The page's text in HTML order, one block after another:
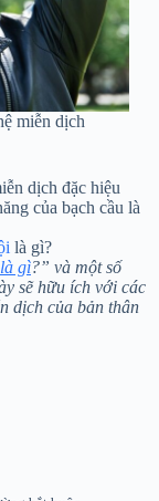
miễn dịch
dịch đặc hiệu
của bạch cầu là
là gì?
gì?” và một số
sẽ hữu ích với các
dịch của bản thân